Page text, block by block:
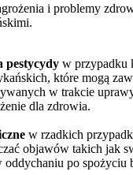
i problemy
pestycydy w przypadku
które mogą
w trakcie
dla zdrowia.
w rzadkich
objawów takich jak
oddychaniu po spożyciu